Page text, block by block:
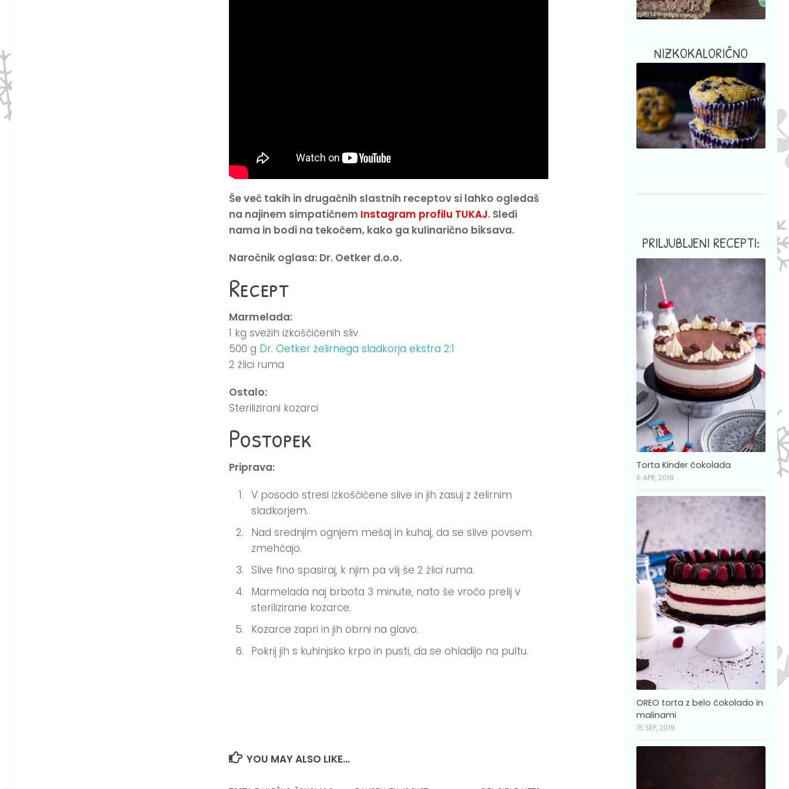
Še več takih in drugačnih slastnih receptov si lahko ogledaš
na najinem simpatičnem Instagram profilu TUKAJ. Sledi
nama in bodi na tekočem, kako ga kulinarično biksava.
Naročnik oglasa: Dr. Oetker d.o.o.
Recept
Marmelada:
1 kg svežih izkoščičenih sliv
500 g Dr. Oetker želirnega sladkorja ekstra 2:1
2 žlici ruma
Ostalo:
Sterilizirani kozarci
Postopek
Priprava:
V posodo stresi izkoščičene slive in jih zasuj z želirnim
sladkorjem.
Nad srednjim ognjem mešaj in kuhaj, da se slive povsem
zmehčajo.
Slive fino spasiraj, k njim pa vlij še 2 žlici ruma.
Marmelada naj brbota 3 minute, nato še vročo prelij v
sterilizirane kozarce.
Kozarce zapri in jih obrni na glavo.
Pokrij jih s kuhinjsko krpo in pusti, da se ohladijo na pultu.
YOU MAY ALSO LIKE...
NIZKOKALORIČNO
PRILJUBLJENI RECEPTI:
Torta Kinder čokolada
6 APR, 2018
OREO torta z belo čokolado in
malinami
15 SEP, 2019